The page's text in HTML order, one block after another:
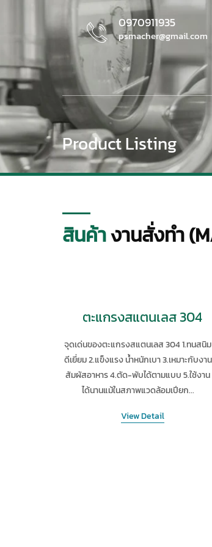
0970911935
psmacher@gmail.com
ProductListing
สินค้างานสั่งทำ
ตะแกรงสแตนเลส 304
จุดเด่นของตะแกรงสแตนเลส 304 1.ทนสนิม
ดีเยี่ยม 2.แข็งแรง น้ำหนักเบา 3.เหมาะกับงาน
สัมผัสอาหาร 4.ตัด-พับได้ตามแบบ 5.ใช้งาน
ได้นานแม้ในสภาพแวดล้อมเปียก...
View Detail